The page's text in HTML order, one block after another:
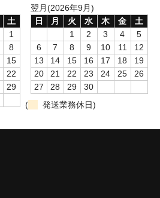
土
1
8
15
22
29
翌月(2026年9月)
日
月 火 水 木 金
土
1
2 3 4
5
6
7 8 9 10 11
12
13
14 15 16 17 18
19
20
21 22 23 24 25
26
27
28 29
30
(
発送業務休日)